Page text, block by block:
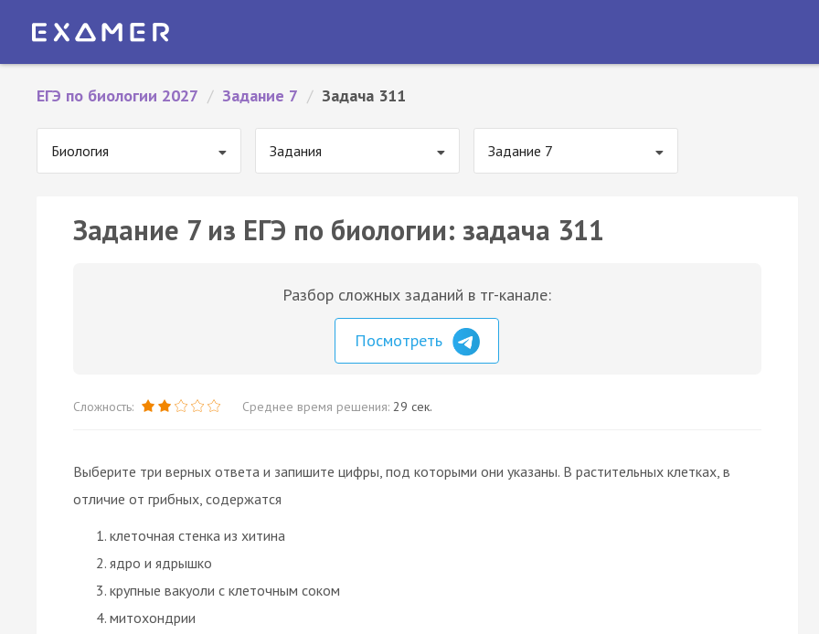
ЕГЭ по биологии 2027 / Задание 7 / Задача 311
Биология Задания Задание 7
Задание 7 из ЕГЭ по биологии: задача 311
Разбор сложных заданий в тг-канале:
Посмотреть
Сложность: Среднее время решения: 29 сек.
Выберите три верных ответа и запишите цифры, под которыми они указаны. В растительных клетках, в
отличие от грибных, содержатся
клеточная стенка из хитина
ядро и ядрышко
крупные вакуоли с клеточным соком
митохондрии